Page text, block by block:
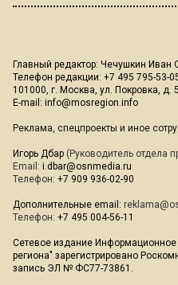
Главный редактор: Чечушкин Иван
Телефон редакции: +7 495 795-53-
101000, г. Москва, ул. Покровка, д. 5
E-mail: info@mosregion.info
Реклама, спецпроекты и иное
Игорь Дбар (Руководитель отдела
Email: i.dbar@osnmedia.ru
Телефон: +7 909 936-02-90
Дополнительные email:
Телефон: +7 495 004-56-11
Сетевое издание Информационное
региона" зарегистрировано
запись ЭЛ № ФС77-73861.